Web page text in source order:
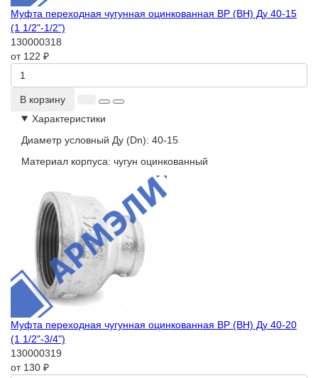
Муфта переходная чугунная оцинкованная ВР (ВН) Ду 40-15
(1 1/2"-1/2")
130000318
от 122 ₽
В корзину
Характеристики
Диаметр условный Ду (Dn): 40-15
Материал корпуса: чугун оцинкованный
Муфта переходная чугунная оцинкованная ВР (ВН) Ду 40-20
(1 1/2"-3/4")
130000319
от 130 ₽